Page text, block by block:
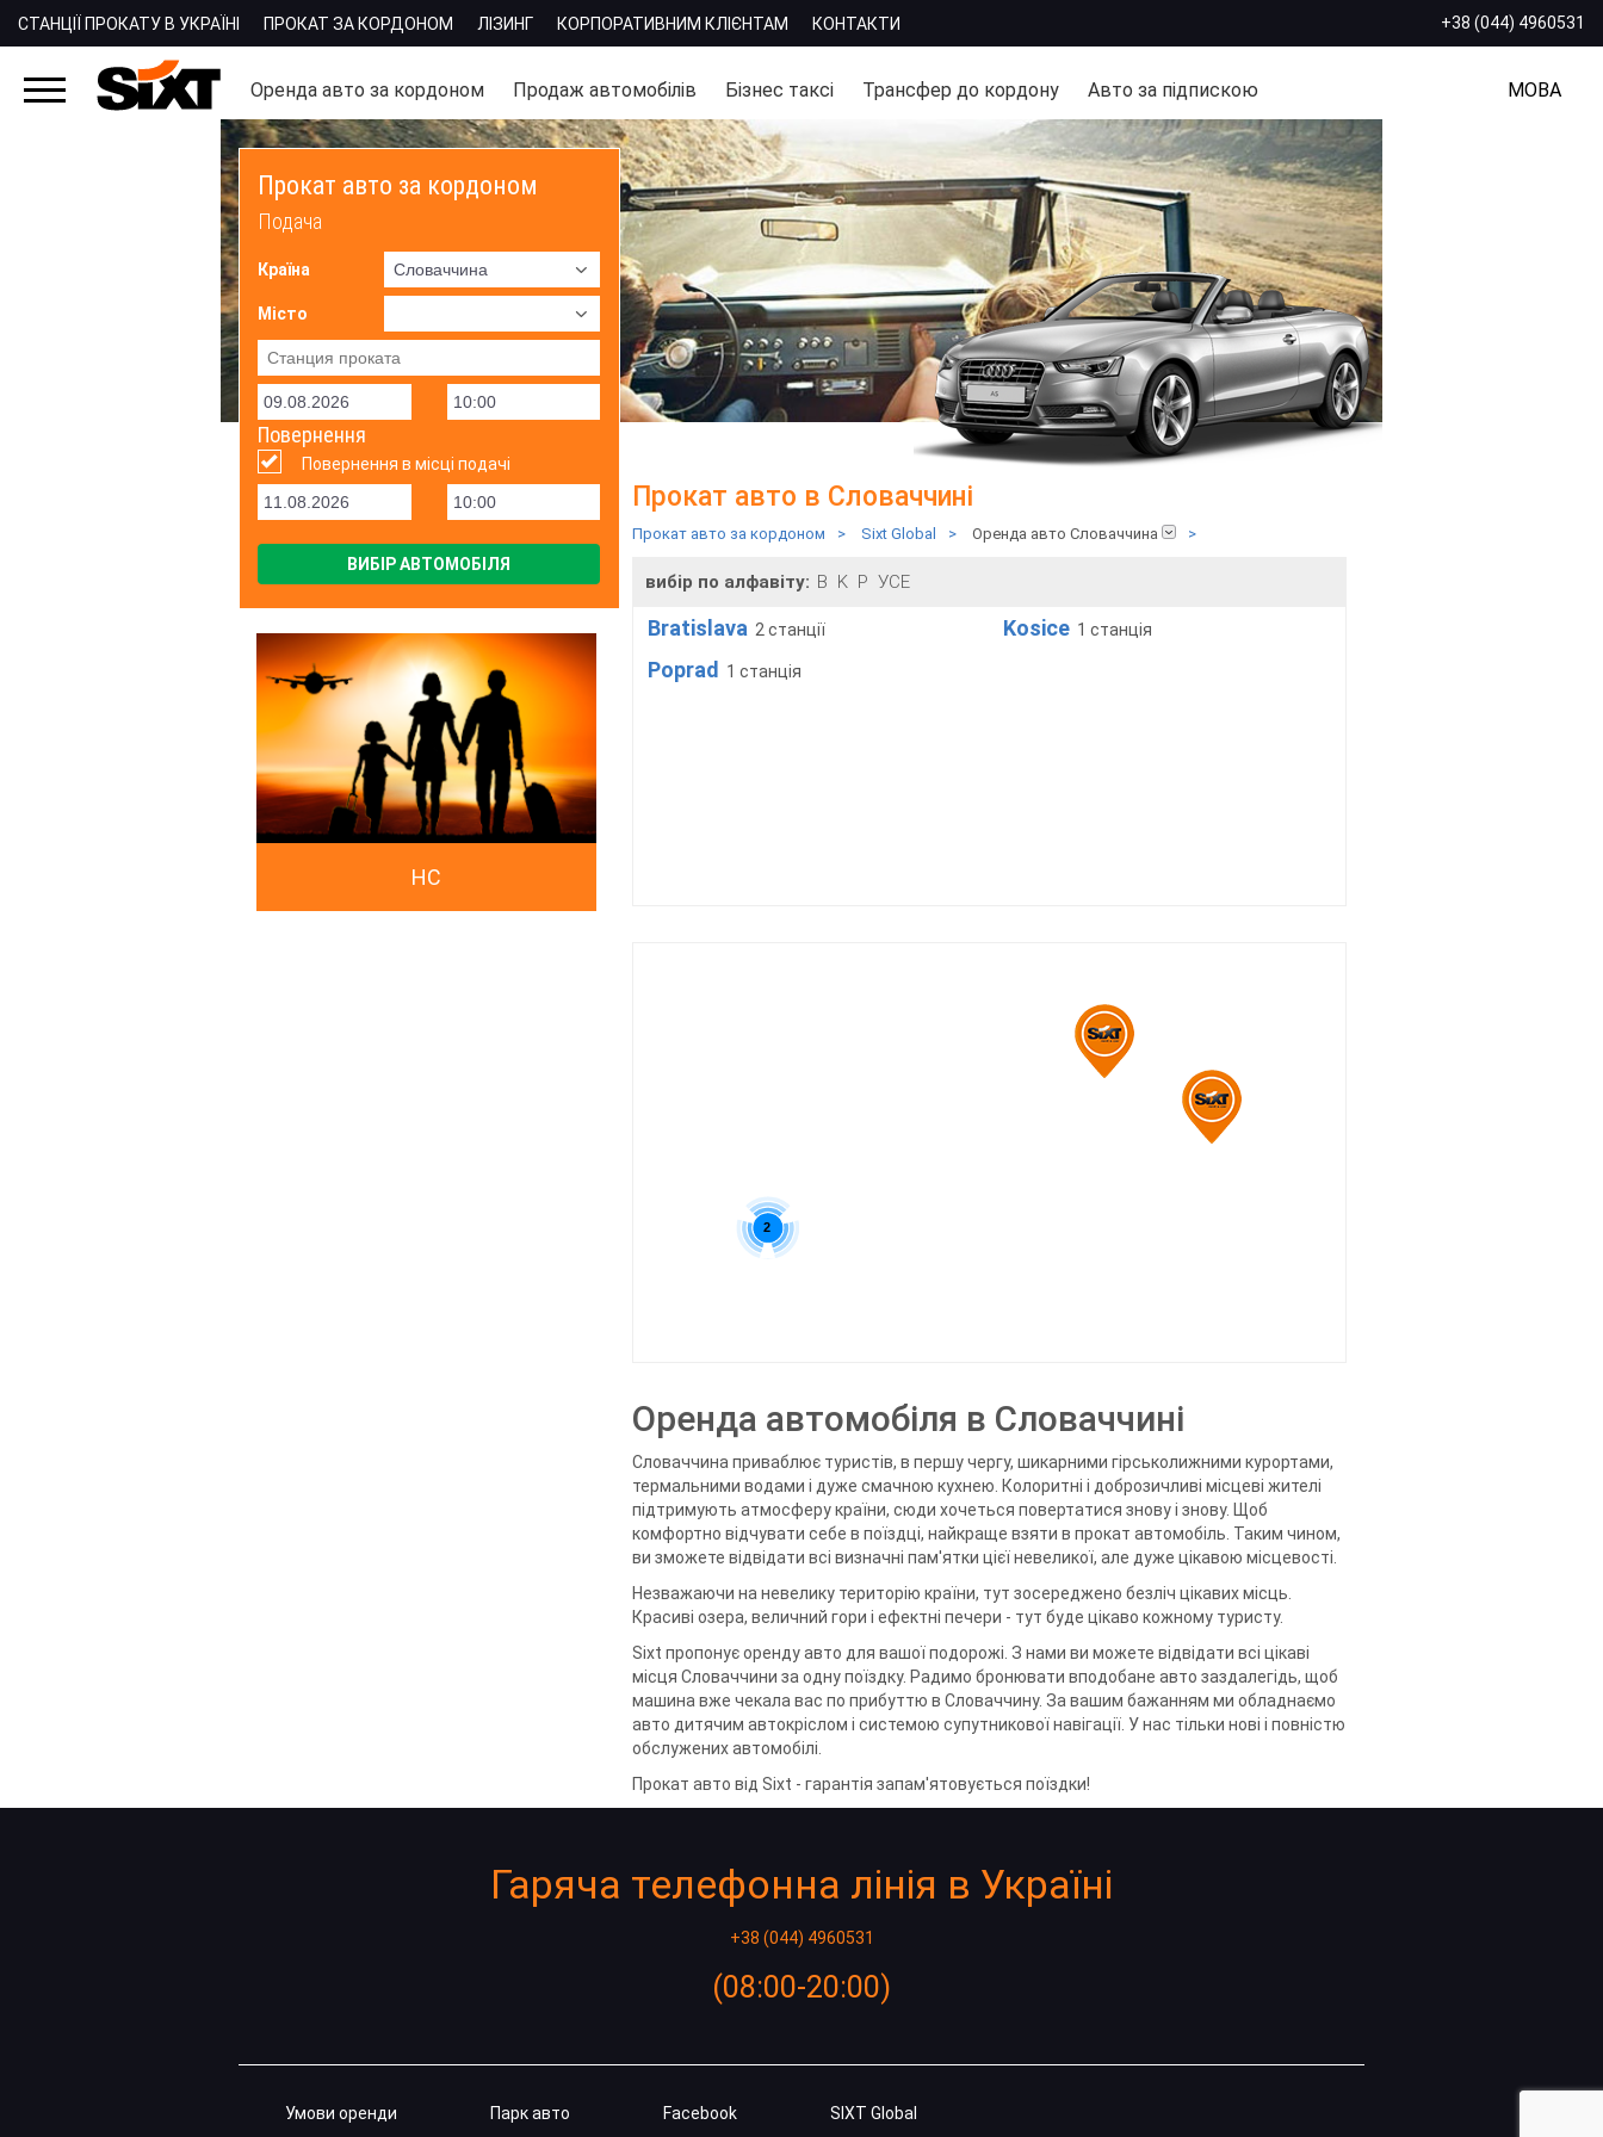
+38 (044) 4960531
СТАНЦІЇ ПРОКАТУ В УКРАЇНІ ПРОКАТ ЗА КОРДОНОМ ЛІЗИНГ КОРПОРАТИВНИМ КЛІЄНТАМ КОНТАКТИ
МОВА
Оренда авто за кордоном Продаж автомобілів Бізнес таксі Трансфер до кордону Авто за підпискою
Прокат авто за кордоном
Подача
Країна
Місто
Повернення
Повернення в місці подачі
ВИБІР АВТОМОБІЛЯ
HC
Прокат авто в Словаччині
Прокат авто за кордоном > Sixt Global > Оренда авто Словаччина >
вибір по алфавіту: B K P УСЕ
Bratislava 2 станції Kosice 1 станція
Poprad 1 станція
2
Оренда автомобіля в Словаччині
Словаччина приваблює туристів, в першу чергу, шикарними гірськолижними курортами,
термальними водами і дуже смачною кухнею. Колоритні і доброзичливі місцеві жителі
підтримують атмосферу країни, сюди хочеться повертатися знову і знову. Щоб
комфортно відчувати себе в поїздці, найкраще взяти в прокат автомобіль. Таким чином,
ви зможете відвідати всі визначні пам'ятки цієї невеликої, але дуже цікавою місцевості.
Незважаючи на невелику територію країни, тут зосереджено безліч цікавих місць.
Красиві озера, величний гори і ефектні печери - тут буде цікаво кожному туристу.
Sixt пропонує оренду авто для вашої подорожі. З нами ви можете відвідати всі цікаві
місця Словаччини за одну поїздку. Радимо бронювати вподобане авто заздалегідь, щоб
машина вже чекала вас по прибуттю в Словаччину. За вашим бажанням ми обладнаємо
авто дитячим автокріслом і системою супутникової навігації. У нас тільки нові і повністю
обслужених автомобілі.
Прокат авто від Sixt - гарантія запам'ятовується поїздки!
Гаряча телефонна лінія в Україні
+38 (044) 4960531
(08:00-20:00)
Умови оренди Парк авто Facebook SIXT Global